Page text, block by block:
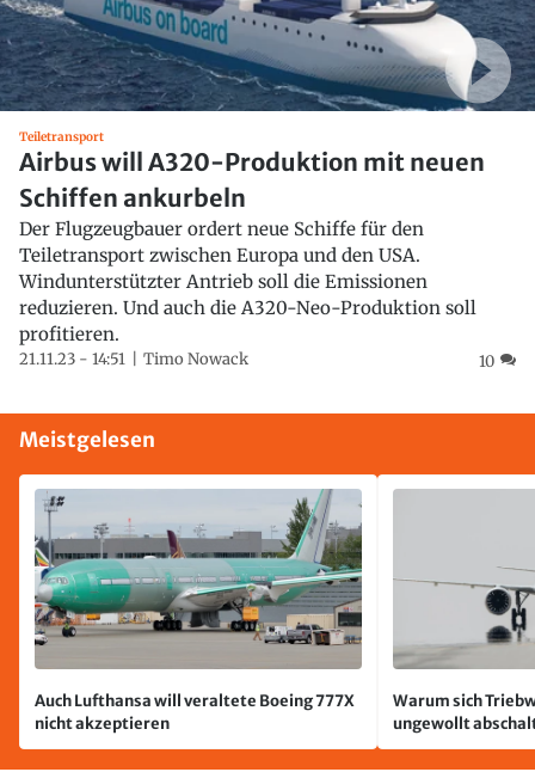
Teiletransport
Airbus will A320-Produktion mit neuen
Schiffen ankurbeln
Der Flugzeugbauer ordert neue Schiffe für den
Teiletransport zwischen Europa und den USA.
Windunterstützter Antrieb soll die Emissionen
reduzieren. Und auch die A320-Neo-Produktion soll
profitieren.
21.11.23 - 14:51 Timo Nowack 10
Meistgelesen
Auch Lufthansa will veraltete Boeing 777X
nicht akzeptieren
Warum sich
ungewollt
passiert